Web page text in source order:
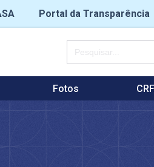
Portal da Transparência
Fotos